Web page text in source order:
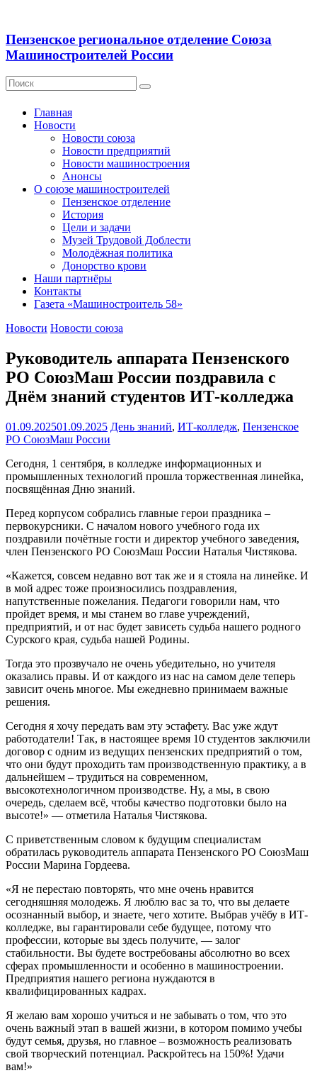
Пензенское региональное отделение Союза
Машиностроителей России
Главная
Новости
Новости союза
Новости предприятий
Новости машиностроения
Анонсы
О союзе машиностроителей
Пензенское отделение
История
Цели и задачи
Музей Трудовой Доблести
Молодёжная политика
Донорство крови
Наши партнёры
Контакты
Газета «Машиностроитель 58»
Новости Новости союза
Руководитель аппарата Пензенского
РО СоюзМаш России поздравила с
Днём знаний студентов ИТ-колледжа
01.09.202501.09.2025 День знаний, ИТ-колледж, Пензенское
РО СоюзМаш России
Сегодня, 1 сентября, в колледже информационных и
промышленных технологий прошла торжественная линейка,
посвящённая Дню знаний.
Перед корпусом собрались главные герои праздника –
первокурсники. С началом нового учебного года их
поздравили почётные гости и директор учебного заведения,
член Пензенского РО СоюзМаш России Наталья Чистякова.
«Кажется, совсем недавно вот так же и я стояла на линейке. И
в мой адрес тоже произносились поздравления,
напутственные пожелания. Педагоги говорили нам, что
пройдет время, и мы станем во главе учреждений,
предприятий, и от нас будет зависеть судьба нашего родного
Сурского края, судьба нашей Родины.
Тогда это прозвучало не очень убедительно, но учителя
оказались правы. И от каждого из нас на самом деле теперь
зависит очень многое. Мы ежедневно принимаем важные
решения.
Сегодня я хочу передать вам эту эстафету. Вас уже ждут
работодатели! Так, в настоящее время 10 студентов заключили
договор с одним из ведущих пензенских предприятий о том,
что они будут проходить там производственную практику, а в
дальнейшем – трудиться на современном,
высокотехнологичном производстве. Ну, а мы, в свою
очередь, сделаем всё, чтобы качество подготовки было на
высоте!» — отметила Наталья Чистякова.
С приветственным словом к будущим специалистам
обратилась руководитель аппарата Пензенского РО СоюзМаш
России Марина Гордеева.
«Я не перестаю повторять, что мне очень нравится
сегодняшняя молодежь. Я люблю вас за то, что вы делаете
осознанный выбор, и знаете, чего хотите. Выбрав учёбу в ИТ-
колледже, вы гарантировали себе будущее, потому что
профессии, которые вы здесь получите, — залог
стабильности. Вы будете востребованы абсолютно во всех
сферах промышленности и особенно в машиностроении.
Предприятия нашего региона нуждаются в
квалифицированных кадрах.
Я желаю вам хорошо учиться и не забывать о том, что это
очень важный этап в вашей жизни, в котором помимо учебы
будут семья, друзья, но главное – возможность реализовать
свой творческий потенциал. Раскройтесь на 150%! Удачи
вам!»